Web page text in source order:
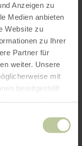
Anzeigen zu
Medien anbieten
Website zu
zu Ihrer
Partner für
weiter. Unsere
mit
bereitgestellt
avec
non textuels
pas
qui
par la